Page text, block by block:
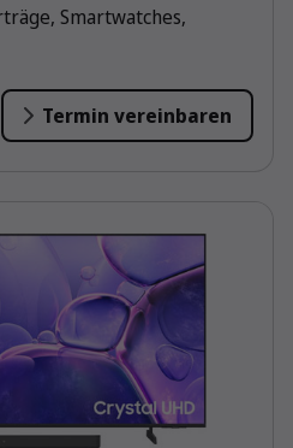
Smartwatches,
Termin vereinbaren